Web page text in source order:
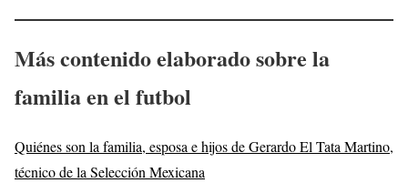
Más contenido elaborado sobre la
familia en el futbol
Quiénes son la familia, esposa e hijos de Gerardo El Tata Martino,
técnico de la Selección Mexicana